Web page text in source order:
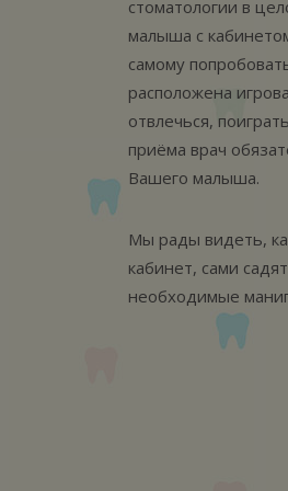
стоматологии в
малыша с
самому
расположена
отвлечься,
приёма врач
Вашего малыша.
Мы рады видеть,
кабинет, сами
необходимые